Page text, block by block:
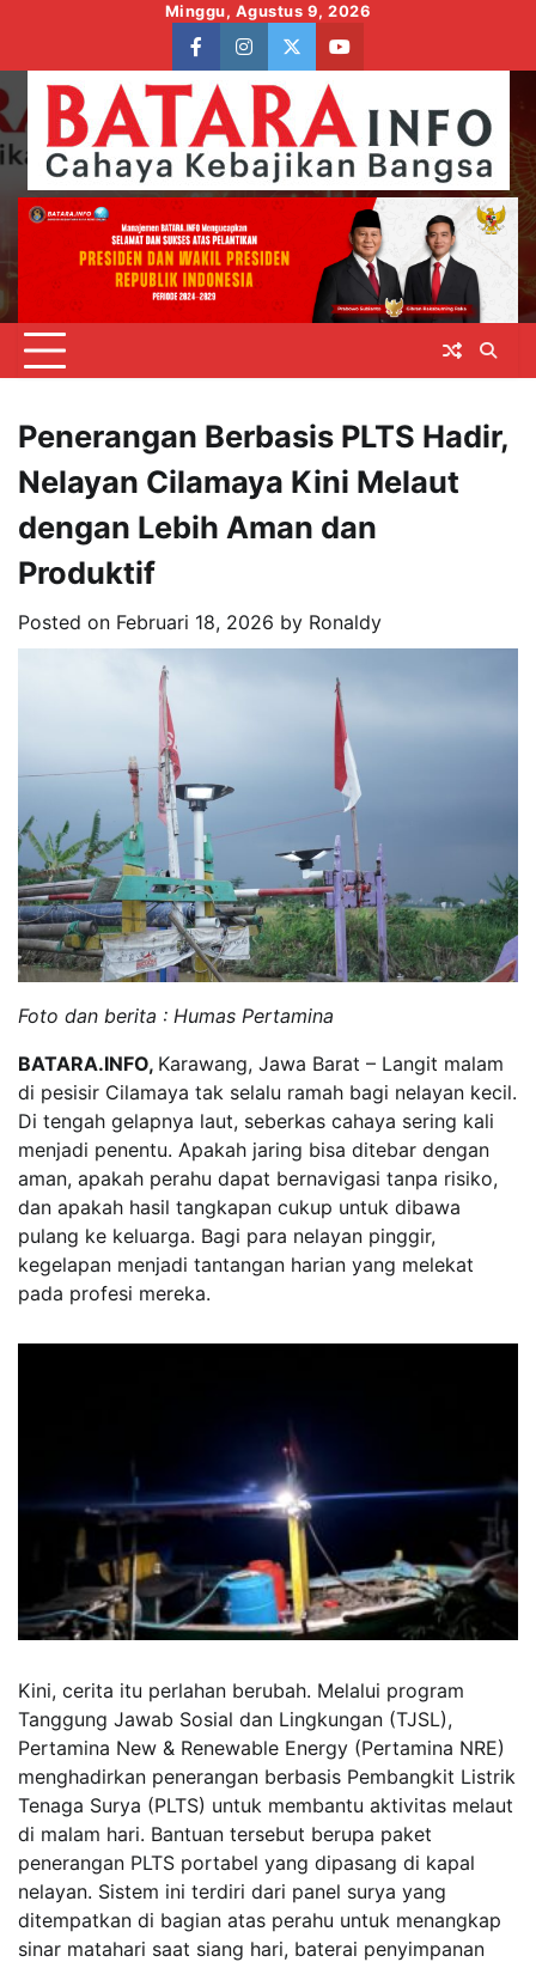
content
Minggu, Agustus 9, 2026
facebookinstagram
twitteryoutube
Penerangan Berbasis PLTS Hadir,
Nelayan Cilamaya Kini Melaut
dengan Lebih Aman dan
Produktif
Posted on Februari 18, 2026 by Ronaldy
Foto dan berita : Humas Pertamina
BATARA.INFO, Karawang, Jawa Barat – Langit malam
di pesisir Cilamaya tak selalu ramah bagi nelayan kecil.
Di tengah gelapnya laut, seberkas cahaya sering kali
menjadi penentu. Apakah jaring bisa ditebar dengan
aman, apakah perahu dapat bernavigasi tanpa risiko,
dan apakah hasil tangkapan cukup untuk dibawa
pulang ke keluarga. Bagi para nelayan pinggir,
kegelapan menjadi tantangan harian yang melekat
pada profesi mereka.
Kini, cerita itu perlahan berubah. Melalui program
Tanggung Jawab Sosial dan Lingkungan (TJSL),
Pertamina New & Renewable Energy (Pertamina NRE)
menghadirkan penerangan berbasis Pembangkit Listrik
Tenaga Surya (PLTS) untuk membantu aktivitas melaut
di malam hari. Bantuan tersebut berupa paket
penerangan PLTS portabel yang dipasang di kapal
nelayan. Sistem ini terdiri dari panel surya yang
ditempatkan di bagian atas perahu untuk menangkap
sinar matahari saat siang hari, baterai penyimpanan